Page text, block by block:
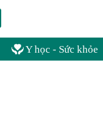
Y học - Sức khỏe